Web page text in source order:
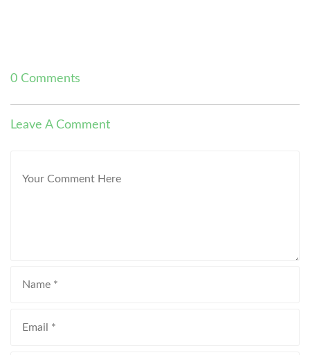
0 Comments
Leave A Comment